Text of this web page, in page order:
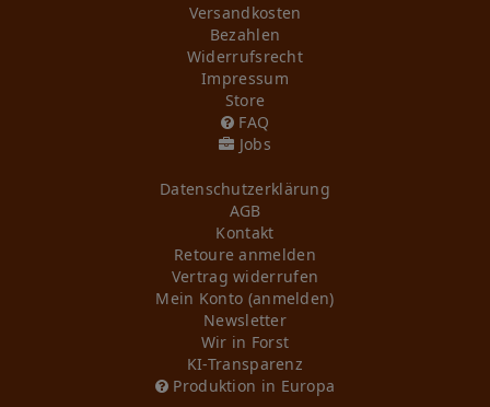
Versandkosten
Bezahlen
Widerrufs­recht
Impressum
Store
FAQ
Jobs
Daten­schutz­erklärung
AGB
Kontakt
Retoure anmelden
Vertrag widerrufen
Mein Konto (anmelden)
Newsletter
Wir in Forst
KI-Transparenz
Produktion in Europa